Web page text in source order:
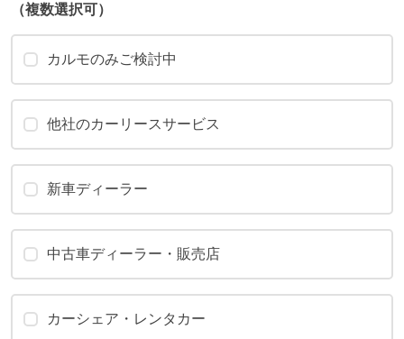
（複数選択可）
カルモのみご検討中
他社のカーリースサービス
新車ディーラー
中古車ディーラー・販売店
カーシェア・レンタカー